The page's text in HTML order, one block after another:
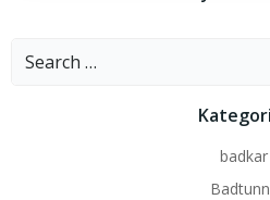
Search
badkar